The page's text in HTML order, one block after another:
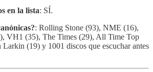
en la lista: SÍ.
: Rolling Stone (93), NME (16),
VH1 (35), The Times (29), All Time Top
(19) y 1001 discos que escuchar antes